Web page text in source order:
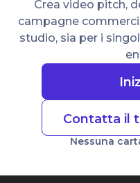
Crea video pitch,
campagne
studio, sia per i
Contatta il
Nessuna